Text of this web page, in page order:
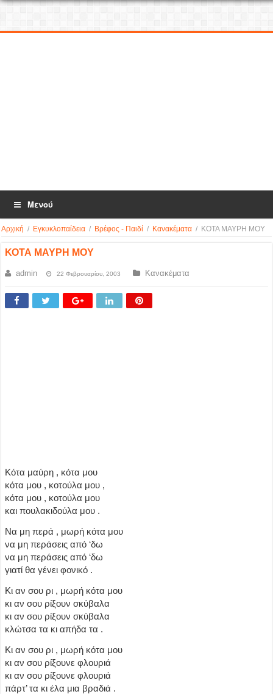
Μενού
Αρχική / Εγκυκλοπαίδεια / Βρέφος - Παιδί / Κανακέματα / ΚΟΤΑ ΜΑΥΡΗ ΜΟΥ
ΚΟΤΑ ΜΑΥΡΗ ΜΟΥ
admin 22 Φεβρουαρίου, 2003 Κανακέματα
Κότα μαύρη , κότα μου
κότα μου , κοτούλα μου ,
κότα μου , κοτούλα μου
και πουλακιδούλα μου .
Να μη περά , μωρή κότα μου
να μη περάσεις από ‘δω
να μη περάσεις από ‘δω
γιατί θα γένει φονικό .
Κι αν σου ρι , μωρή κότα μου
κι αν σου ρίξουν σκύβαλα
κι αν σου ρίξουν σκύβαλα
κλώτσα τα κι απήδα τα .
Κι αν σου ρι , μωρή κότα μου
κι αν σου ρίξουνε φλουριά
κι αν σου ρίξουνε φλουριά
πάρτ’ τα κι έλα μια βραδιά .